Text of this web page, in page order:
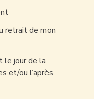
retrait de mon
le jour de la
et/ou l’après